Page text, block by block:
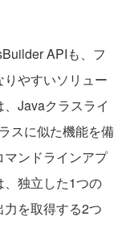
APIも、フ
やすいソリュー
、Javaクラスライ
スに似た機能を備
マンドラインアプ
、独立した1つの
力を取得する2つ